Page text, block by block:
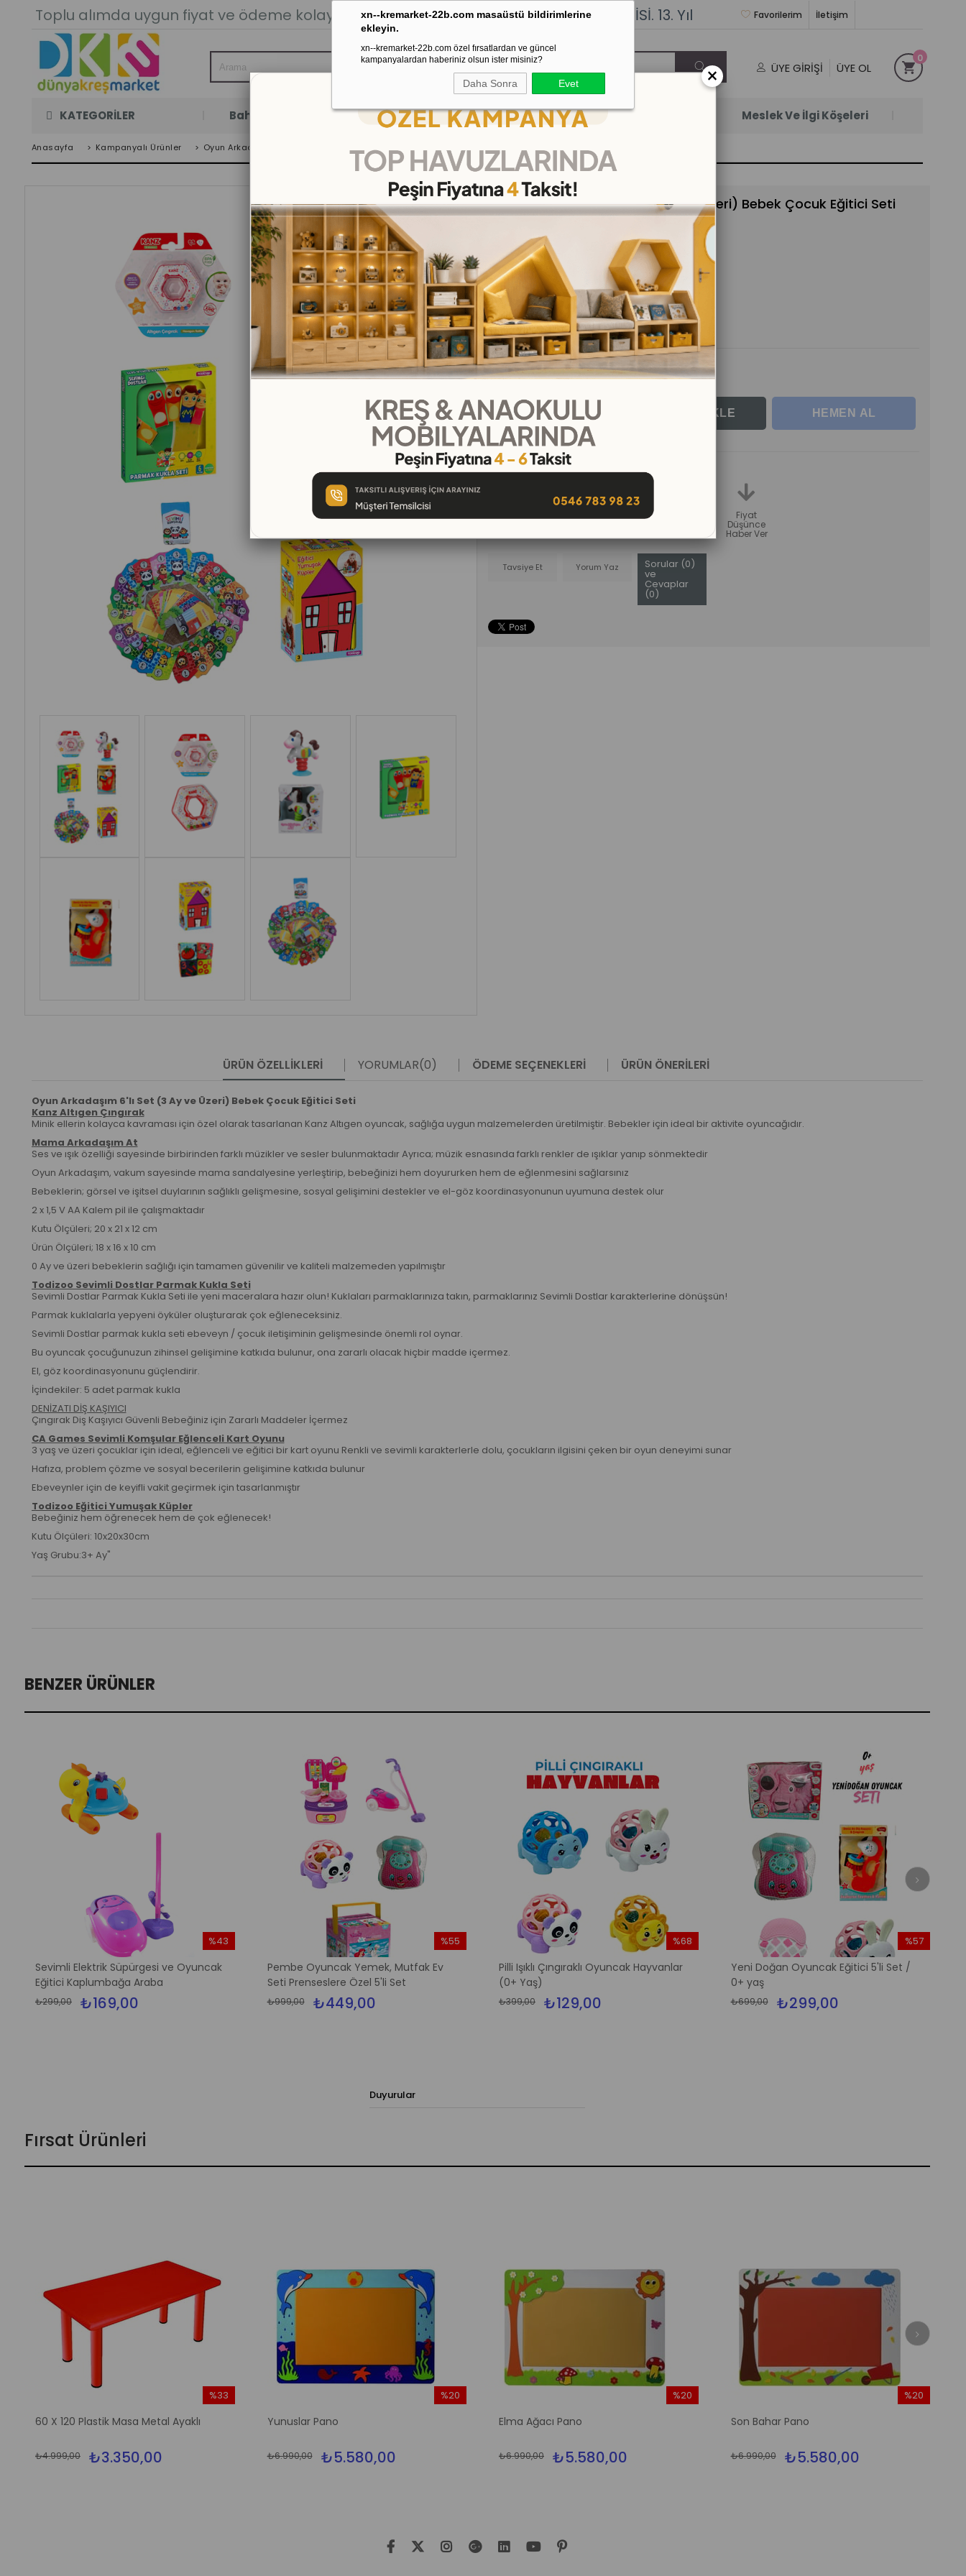
xn--kremarket-22b.com masaüstü bildirimlerine
ekleyin.
xn--kremarket-22b.com özel fırsatlardan ve güncel
kampanyalardan haberiniz olsun ister misiniz?
Daha Sonra Evet
Toplu alımda uygun fiyat ve ödeme kolaylığı. Stoktan Gönderim.% 100İADEGARANTİSİ. 13. Yıl İletişim
Favorilerim
ÜYE GIRIŞI ÜYE OL
0
KATEGORİLER Bahçe Oyun Odası Kaydırak Salıncak Tahterevalli Çok Satanlar Meslek Ve İlgi Köşeleri
Anasayfa > Kampanyalı Ürünler > Oyun Arkadaşım 6'lı Set (3 Ay ve Üzeri) Bebek Çocuk Eğitici Seti
Oyun Arkadaşım 6'lı Set (3 Ay ve Üzeri) Bebek Çocuk Eğitici Seti
(DKM506996)
%
65
İNDIRIM
₺999,00
(KDV Dahil)
₺349,00 (KDV Dahil)
₺38,78 `den başlayan taksitlerle
İstek Listeme Fiyat
Düşünce
Haber Ver
Tavsiye Et Yorum Yaz Sorular (0)
ve
Cevaplar
(0)
ÜRÜN ÖZELLIKLERI YORUMLAR(0) ÖDEME SEÇENEKLERI ÜRÜN ÖNERILERI
Oyun Arkadaşım 6'lı Set (3 Ay ve Üzeri) Bebek Çocuk Eğitici Seti
Kanz Altıgen Çıngırak
Minik ellerin kolayca kavraması için özel olarak tasarlanan Kanz Altıgen oyuncak, sağlığa uygun malzemelerden üretilmiştir. Bebekler için ideal bir aktivite oyuncağıdır.
Mama Arkadaşım At
Ses ve ışık özelliği sayesinde birbirinden farklı müzikler ve sesler bulunmaktadır Ayrıca; müzik esnasında farklı renkler de ışıklar yanıp sönmektedir
Oyun Arkadaşım, vakum sayesinde mama sandalyesine yerleştirip, bebeğinizi hem doyururken hem de eğlenmesini sağlarsınız
Bebeklerin; görsel ve işitsel duylarının sağlıklı gelişmesine, sosyal gelişimini destekler ve el-göz koordinasyonunun uyumuna destek olur
2 x 1,5 V AA Kalem pil ile çalışmaktadır
Kutu Ölçüleri; 20 x 21 x 12 cm
Ürün Ölçüleri; 18 x 16 x 10 cm
0 Ay ve üzeri bebeklerin sağlığı için tamamen güvenilir ve kaliteli malzemeden yapılmıştır
Todizoo Sevimli Dostlar Parmak Kukla Seti
Sevimli Dostlar Parmak Kukla Seti ile yeni maceralara hazır olun! Kuklaları parmaklarınıza takın, parmaklarınız Sevimli Dostlar karakterlerine dönüşsün!
Parmak kuklalarla yepyeni öyküler oluşturarak çok eğleneceksiniz.
Sevimli Dostlar parmak kukla seti ebeveyn / çocuk iletişiminin gelişmesinde önemli rol oynar.
Bu oyuncak çocuğunuzun zihinsel gelişimine katkıda bulunur, ona zararlı olacak hiçbir madde içermez.
El, göz koordinasyonunu güçlendirir.
İçindekiler: 5 adet parmak kukla
DENİZATI DİŞ KAŞIYICI
Çıngırak Diş Kaşıyıcı Güvenli Bebeğiniz için Zararlı Maddeler İçermez
CA Games Sevimli Komşular Eğlenceli Kart Oyunu
3 yaş ve üzeri çocuklar için ideal, eğlenceli ve eğitici bir kart oyunu Renkli ve sevimli karakterlerle dolu, çocukların ilgisini çeken bir oyun deneyimi sunar
Hafıza, problem çözme ve sosyal becerilerin gelişimine katkıda bulunur
Ebeveynler için de keyifli vakit geçirmek için tasarlanmıştır
Todizoo Eğitici Yumuşak Küpler
Bebeğiniz hem öğrenecek hem de çok eğlenecek!
Kutu Ölçüleri: 10x20x30cm
Yaş Grubu:3+ Ay"
BENZER ÜRÜNLER
Sevimli Elektrik Süpürgesi ve Oyuncak
Eğitici Kaplumbağa Araba
₺169,00
₺299,00
%43
Pembe Oyuncak Yemek, Mutfak Ev
Seti Prenseslere Özel 5'li Set
₺449,00
₺999,00
%55
Pilli Işıklı Çıngıraklı Oyuncak Hayvanlar
(0+ Yaş)
₺129,00
₺399,00
%68
Yeni Doğan Oyuncak Eğitici 5'li Set /
0+ yaş
₺299,00
₺699,00
%57
İndirim
Duyurular
Fırsat Ürünleri
60 X 120 Plastik Masa Metal Ayaklı
₺3.350,00
₺4.999,00
%33
Yunuslar Pano
₺5.580,00
₺6.990,00
%20
Elma Ağacı Pano
₺5.580,00
₺6.990,00
%20
Son Bahar Pano
₺5.580,00
₺6.990,00
%20
×